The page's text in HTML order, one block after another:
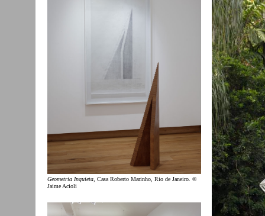
Geometria Inquieta , Casa Roberto Marinho, Rio de Janeiro. ©
Jaime Acioli